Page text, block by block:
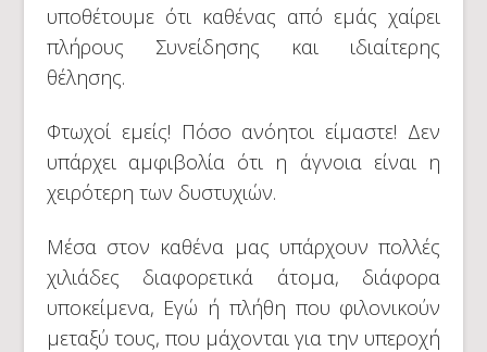
υποθέτουμε ότι καθένας από εμάς χαίρει
πλήρους Συνείδησης και ιδιαίτερης
θέλησης.
Φτωχοί εμείς! Πόσο ανόητοι είμαστε! Δεν
υπάρχει αμφιβολία ότι η άγνοια είναι η
χειρότερη των δυστυχιών.
Μέσα στον καθένα μας υπάρχουν πολλές
χιλιάδες διαφορετικά άτομα, διάφορα
υποκείμενα, Εγώ ή πλήθη που φιλονικούν
μεταξύ τους, που μάχονται για την υπεροχή